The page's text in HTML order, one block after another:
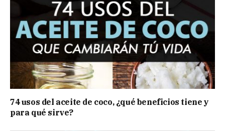
74 usos del aceite de coco, ¿qué beneficios tiene y
para qué sirve?